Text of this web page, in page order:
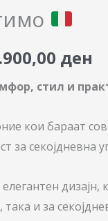
ден.
ден
стил и
кои бараат
за секојдневна
и за